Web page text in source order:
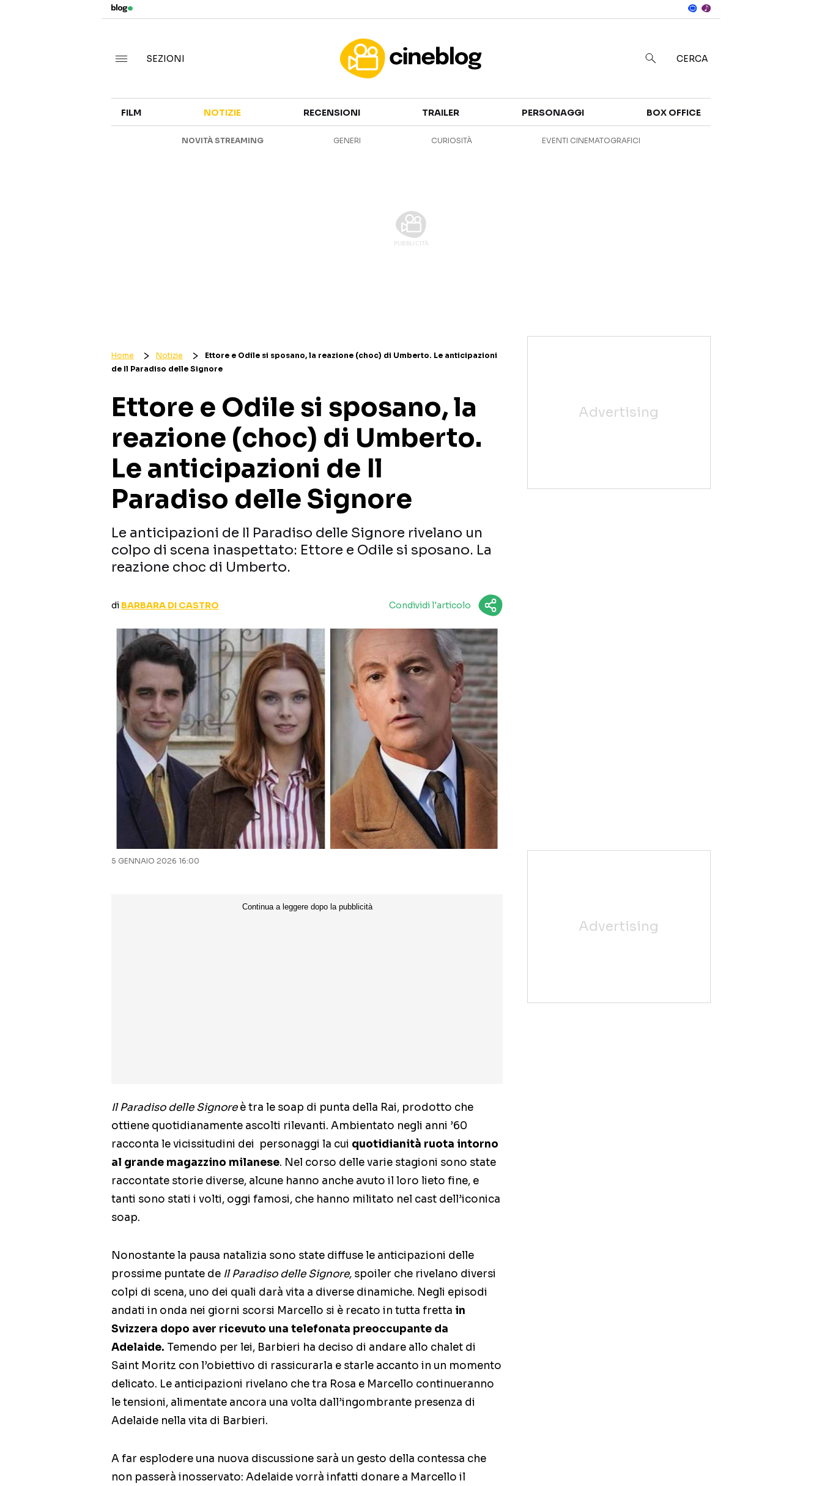
CANALI STREAMING
CURIOSITÀ
SEZIONI CERCA
FILM NOTIZIE RECENSIONI TRAILER PERSONAGGI BOX OFFICE
NOVITÀ STREAMING GENERI CURIOSITÀ EVENTI CINEMATOGRAFICI
Home Notizie
Ettore e Odile si sposano, la reazione (choc) di Umberto. Le anticipazioni
de Il Paradiso delle Signore
Ettore e Odile si sposano, la
reazione (choc) di Umberto.
Le anticipazioni de Il
Paradiso delle Signore
Le anticipazioni de Il Paradiso delle Signore rivelano un
colpo di scena inaspettato: Ettore e Odile si sposano. La
reazione choc di Umberto.
di BARBARA DI CASTRO Condividi l'articolo
5 GENNAIO 2026 16:00
Il Paradiso delle Signoreè tra le soap di punta della Rai, prodotto che
ottiene quotidianamente ascolti rilevanti. Ambientato negli anni ’60
racconta le vicissitudini dei personaggi la cui quotidianità ruota intorno
al grande magazzino milanese. Nel corso delle varie stagioni sono state
raccontate storie diverse, alcune hanno anche avuto il loro lieto fine, e
tanti sono stati i volti, oggi famosi, che hanno militato nel cast dell’iconica
soap.
Nonostante la pausa natalizia sono state diffuse le anticipazioni delle
prossime puntate de Il Paradiso delle Signore, spoiler che rivelano diversi
colpi di scena, uno dei quali darà vita a diverse dinamiche. Negli episodi
andati in onda nei giorni scorsi Marcello si è recato in tutta fretta in
Svizzera dopo aver ricevuto una telefonata preoccupante da
Adelaide. Temendo per lei, Barbieri ha deciso di andare allo chalet di
Saint Moritz con l’obiettivo di rassicurarla e starle accanto in un momento
delicato. Le anticipazioni rivelano che tra Rosa e Marcello continueranno
le tensioni, alimentate ancora una volta dall’ingombrante presenza di
Adelaide nella vita di Barbieri.
A far esplodere una nuova discussione sarà un gesto della contessa che
non passerà inosservato: Adelaide vorrà infatti donare a Marcello il